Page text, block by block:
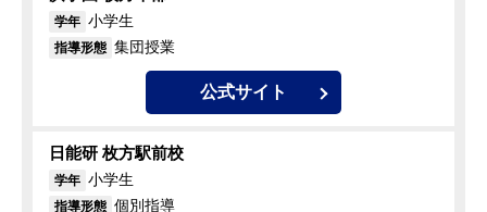
学年 小学生
指導形態 集団授業
公式サイト
日能研 枚方駅前校
学年 小学生
指導形態 個別指導